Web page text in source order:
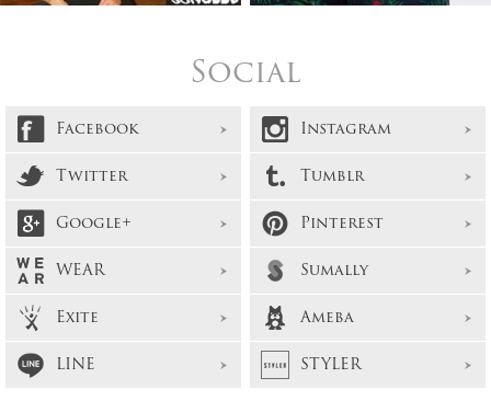
Social
Facebook
Instagram
Twitter
Tumblr
Google+
Pinterest
WEAR
Sumally
Exite
Ameba
LINE
STYLER